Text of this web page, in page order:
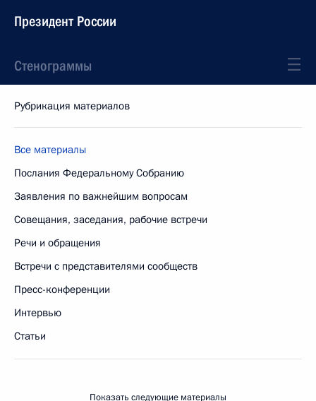
Президент России
Стенограммы
Рубрикация материалов
Все материалы
Послания Федеральному Собранию
Заявления по важнейшим вопросам
Совещания, заседания, рабочие встречи
Речи и обращения
Встречи с представителями сообществ
Пресс-конференции
Интервью
Статьи
Показать следующие материалы